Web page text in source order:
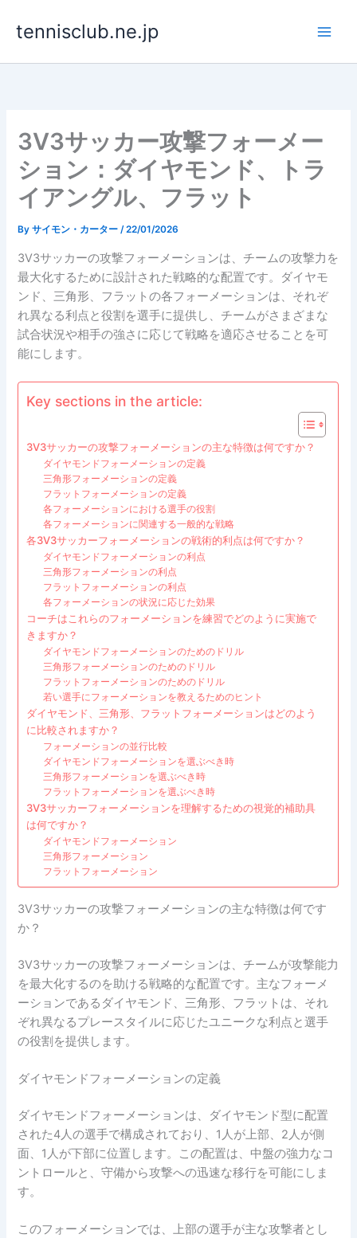
tennisclub.ne.jp
3V3サッカー攻撃フォーメー
ション：ダイヤモンド、トラ
イアングル、フラット
Byサイモン・カーター/22/01/2026
3V3サッカーの攻撃フォーメーションは、チームの攻撃力を
最大化するために設計された戦略的な配置です。ダイヤモ
ンド、三角形、フラットの各フォーメーションは、それぞ
れ異なる利点と役割を選手に提供し、チームがさまざまな
試合状況や相手の強さに応じて戦略を適応させることを可
能にします。
Key sections in the article:
3V3サッカーの攻撃フォーメーションの主な特徴は何ですか？
ダイヤモンドフォーメーションの定義
三角形フォーメーションの定義
フラットフォーメーションの定義
各フォーメーションにおける選手の役割
各フォーメーションに関連する一般的な戦略
各3V3サッカーフォーメーションの戦術的利点は何ですか？
ダイヤモンドフォーメーションの利点
三角形フォーメーションの利点
フラットフォーメーションの利点
各フォーメーションの状況に応じた効果
コーチはこれらのフォーメーションを練習でどのように実施で
きますか？
ダイヤモンドフォーメーションのためのドリル
三角形フォーメーションのためのドリル
フラットフォーメーションのためのドリル
若い選手にフォーメーションを教えるためのヒント
ダイヤモンド、三角形、フラットフォーメーションはどのよう
に比較されますか？
フォーメーションの並行比較
ダイヤモンドフォーメーションを選ぶべき時
三角形フォーメーションを選ぶべき時
フラットフォーメーションを選ぶべき時
3V3サッカーフォーメーションを理解するための視覚的補助具
は何ですか？
ダイヤモンドフォーメーション
三角形フォーメーション
フラットフォーメーション
3V3サッカーの攻撃フォーメーションの主な特徴は何です
か？
3V3サッカーの攻撃フォーメーションは、チームが攻撃能力
を最大化するのを助ける戦略的な配置です。主なフォーメ
ーションであるダイヤモンド、三角形、フラットは、それ
ぞれ異なるプレースタイルに応じたユニークな利点と選手
の役割を提供します。
ダイヤモンドフォーメーションの定義
ダイヤモンドフォーメーションは、ダイヤモンド型に配置
された4人の選手で構成されており、1人が上部、2人が側
面、1人が下部に位置します。この配置は、中盤の強力なコ
ントロールと、守備から攻撃への迅速な移行を可能にしま
す。
このフォーメーションでは、上部の選手が主な攻撃者とし